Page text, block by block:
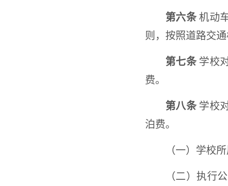
第六条机动
则，按照道路交
第七条学校
费。
第八条学校
泊费。
（一）学校
（二）执行